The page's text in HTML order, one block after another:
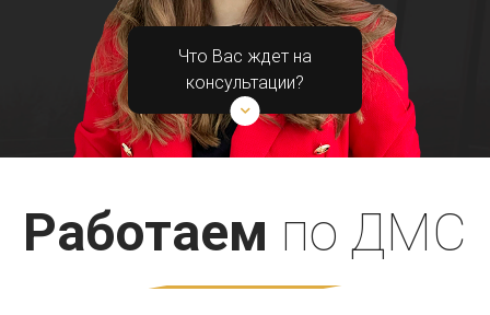
Что Вас ждет на
консультации?
Работаем по ДМС